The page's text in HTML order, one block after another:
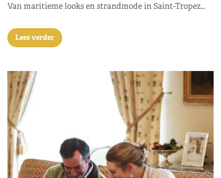
Van maritieme looks en strandmode in Saint-Tropez…
Lees verder